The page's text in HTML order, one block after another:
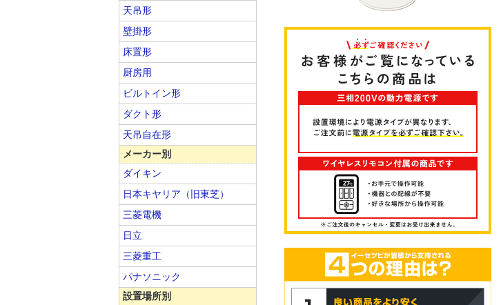
天吊形
壁掛形
床置形
厨房用
ビルトイン形
ダクト形
天吊自在形
メーカー別
ダイキン
日本キヤリア（旧東芝）
三菱電機
日立
三菱重工
パナソニック
設置場所別